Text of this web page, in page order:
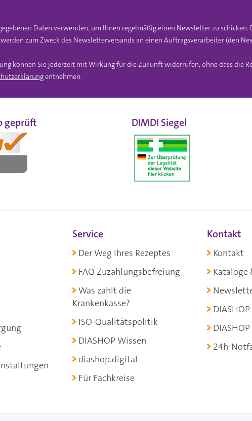
Daten verwenden, um Ihnen regelmäßig einen Newsletter zu
zum Zweck des Newsletterversands an einen Auftragsverarbeiter (den
können Sie jederzeit mit Wirkung für die Zukunft widerrufen, ohne dass die
entnehmen.
geprüft DIMDI Siegel
Service
Der Weg Ihres Rezeptes
FAQ Zuzahlungsbefreiung
Was zahlt die
Krankenkasse?
ISO-Qualitätspolitik
DIASHOP Wissen
diashop.digital
Für Fachkreise
Kontakt
Kontakt
Kataloge
24h-